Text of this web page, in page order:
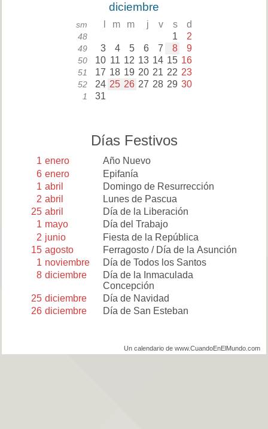
diciembre
sm m m j v s d
48 1 2
49 3 4 5 6 7 8 9
50 10 11 12 13 14 15 16
51 17 18 19 20 21 22 23
52 24 25 26 27 28 29 30
1 31
Días Festivos
1 enero
Año Nuevo
6 enero
Epifanía
1 abril
Domingo de Resurrección
2 abril
Lunes de Pascua
25 abril
Día de la Liberación
1 mayo
Día del Trabajo
2 junio
Fiesta de la República
15 agosto
Ferragosto / Día de la Asunción
1 noviembre
Día de Todos los Santos
8 diciembre
Día de la Inmaculada
Concepción
25 diciembre
Día de Navidad
26 diciembre Día de San Esteban
Un calendario de www.CuandoEnElMundo.com